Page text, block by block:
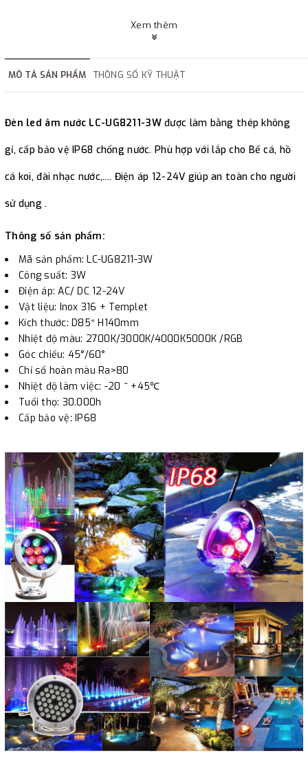
Xem thêm
MÔ TẢ SẢN PHẨM THÔNG SỐ KỸ THUẬT
Đèn led âm nước LC-UG8211-3Wđược làm bằng thép không
gỉ, cấp bảo vệ IP68 chống nước. Phù hợp với lắp cho Bể cá, hồ
cá koi, đài nhạc nước,.... Điện áp 12-24V giúp an toàn cho người
sử dụng .
Thông số sản phẩm:
Mã sản phẩm: LC-UG8211-3W
Công suất: 3W
Điện áp: AC/ DC 12-24V
Vật liệu: Inox 316 + Templet
Kích thước: D85* H140mm
Nhiệt độ màu: 2700K/3000K/4000K5000K /RGB
Góc chiếu: 45°/60°
Chỉ số hoàn màu Ra>80
Nhiệt độ làm việc: -20 ~ +45℃
Tuổi thọ: 30.000h
Cấp bảo vệ: IP68